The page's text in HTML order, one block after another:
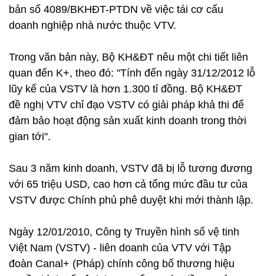
bản số 4089/BKHĐT-PTDN về việc tái cơ cấu
doanh nghiệp nhà nước thuộc VTV.
Trong văn bản này, Bộ KH&ĐT nêu một chi tiết liên
quan đến K+, theo đó: "Tính đến ngày 31/12/2012 lỗ
lũy kế của VSTV là hơn 1.300 tỉ đồng. Bộ KH&ĐT
đề nghị VTV chỉ đạo VSTV có giải pháp khả thi để
đảm bảo hoạt động sản xuất kinh doanh trong thời
gian tới".
Sau 3 năm kinh doanh, VSTV đã bị lỗ tương đương
với 65 triệu USD, cao hơn cả tổng mức đầu tư của
VSTV được Chính phủ phê duyệt khi mới thành lập.
Ngày 12/01/2010, Công ty Truyền hình số vệ tinh
Việt Nam (VSTV) - liên doanh của VTV với Tập
đoàn Canal+ (Pháp) chính công bố thương hiệu